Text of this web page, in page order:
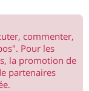
commenter,
Pour les
la promotion de
partenaires